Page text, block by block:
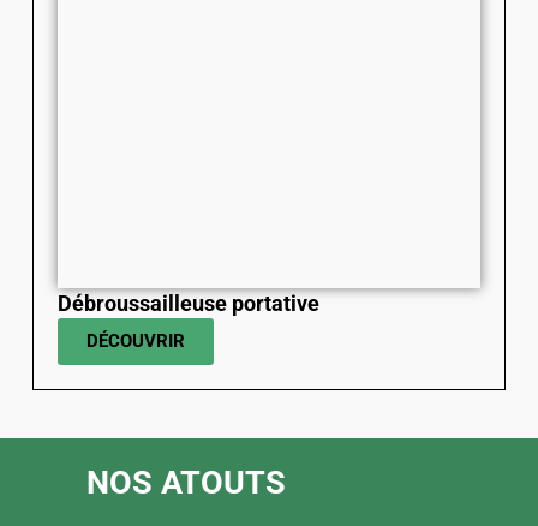
Débroussailleuse portative
DÉCOUVRIR
NOS ATOUTS